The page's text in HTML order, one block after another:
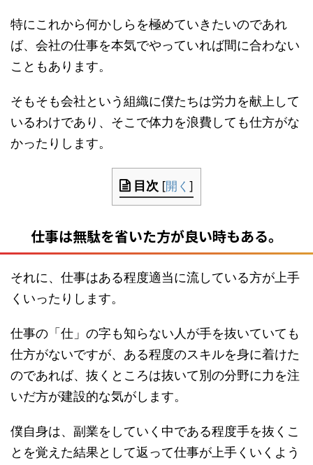
特にこれから何かしらを極めていきたいのであれ
ば、会社の仕事を本気でやっていれば間に合わない
こともあります。
そもそも会社という組織に僕たちは労力を献上して
いるわけであり、そこで体力を浪費しても仕方がな
かったりします。
目次 [開く ]
仕事は無駄を省いた方が良い時もある。
それに、仕事はある程度適当に流している方が上手
くいったりします。
仕事の「仕」の字も知らない人が手を抜いていても
仕方がないですが、ある程度のスキルを身に着けた
のであれば、抜くところは抜いて別の分野に力を注
いだ方が建設的な気がします。
僕自身は、副業をしていく中である程度手を抜くこ
とを覚えた結果として返って仕事が上手くいくよう